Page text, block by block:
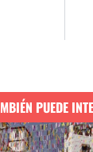
PUEDE